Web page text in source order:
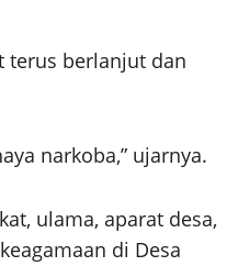
terus berlanjut dan
narkoba,” ujarnya.
ulama, aparat desa,
di Desa